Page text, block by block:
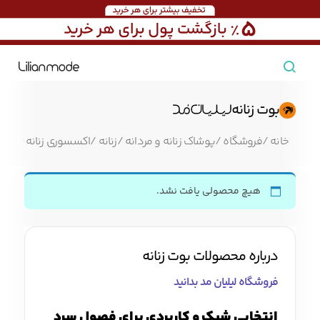
زنانه
بچه‌گانه
تیشرت مردانه پیراهن مردانه پولوشرت مردانه
جوراب مردانه کت مردانه کاپشن و پافر مردانه
بوت زنانه
خانه/فروشگاه/پوشاک زنانه و مردانه/زنانه /اکسسوری زنانه
هیچ محصولی یافت نشد.
درباره محصولات بوت زنانه
فروشگاه لیلیان مد بدانید